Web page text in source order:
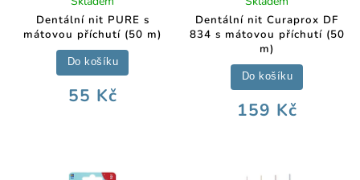
Dentální nit PURE s
mátovou příchutí (50 m)
55 Kč
Do košíku
Dentální nit Curaprox DF
834 s mátovou příchutí (50
m)
159 Kč
Do košíku